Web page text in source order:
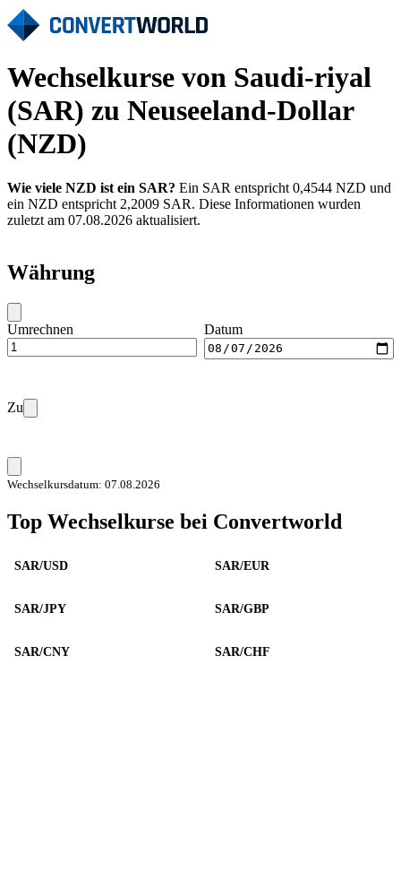
Wechselkurse von Saudi-riyal
(SAR) zu Neuseeland-Dollar
(NZD)
Wie viele NZD ist ein SAR? Ein SAR entspricht 0,4544 NZD und
ein NZD entspricht 2,2009 SAR. Diese Informationen wurden
zuletzt am 07.08.2026 aktualisiert.
Währung
Umrechnen Datum
Zu
Wechselkursdatum: 07.08.2026
Top Wechselkurse bei Convertworld
SAR/USD SAR/EUR
SAR/JPY SAR/GBP
SAR/CNY SAR/CHF